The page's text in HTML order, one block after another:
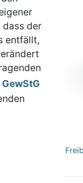
dass der
entfällt,
GewStG